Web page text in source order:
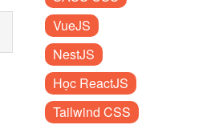
VueJS
NestJS
Học ReactJS
Tailwind CSS